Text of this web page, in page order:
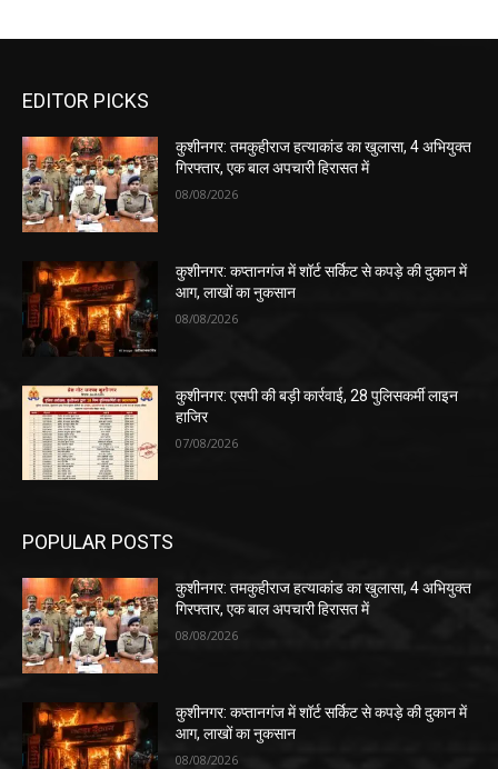
EDITOR PICKS
कुशीनगर: तमकुहीराज हत्याकांड का खुलासा, 4 अभियुक्त
गिरफ्तार, एक बाल अपचारी हिरासत में
08/08/2026
कुशीनगर: कप्तानगंज में शॉर्ट सर्किट से कपड़े की दुकान में
आग, लाखों का नुकसान
08/08/2026
कुशीनगर: एसपी की बड़ी कार्रवाई, 28 पुलिसकर्मी लाइन
हाजिर
07/08/2026
POPULAR POSTS
कुशीनगर: तमकुहीराज हत्याकांड का खुलासा, 4 अभियुक्त
गिरफ्तार, एक बाल अपचारी हिरासत में
08/08/2026
कुशीनगर: कप्तानगंज में शॉर्ट सर्किट से कपड़े की दुकान में
आग, लाखों का नुकसान
08/08/2026